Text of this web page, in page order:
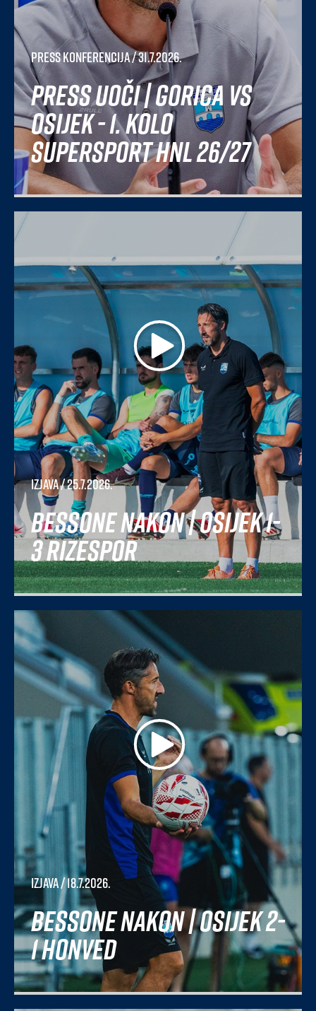
Press konferencija/ 31.7.2026.
Press uoči | Gorica vs
Osijek - 1. kolo
SuperSport HNL 26/27
Izjava/ 25.7.2026.
Bessone nakon | Osijek 1-
3 Rizespor
Izjava/ 18.7.2026.
Bessone nakon | Osijek 2-
1 Honved